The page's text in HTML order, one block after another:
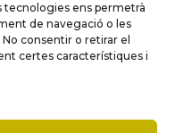
tecnologies ens permetrà
de navegació o les
consentir o retirar el
certes característiques i
a ©Columna
(0)